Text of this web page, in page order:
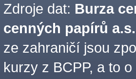
Zdroje dat: Burza
cenných papírů a.s.
ze zahraničí jsou
kurzy z BCPP, a to o